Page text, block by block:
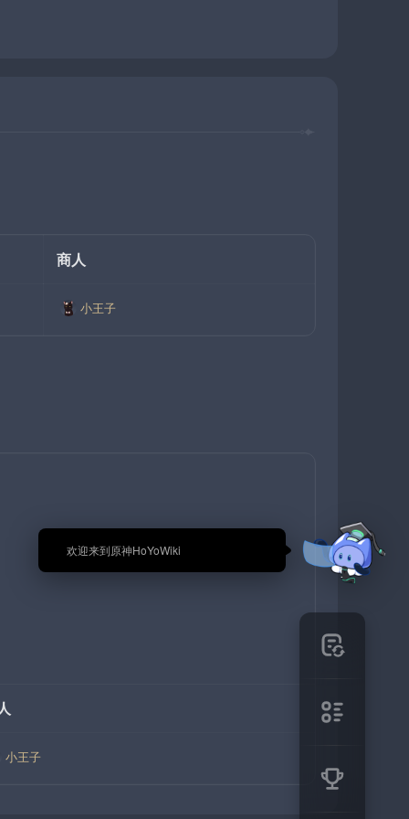
🎉 欢迎来到原神HoYoWiki
商人
小王子
小王子